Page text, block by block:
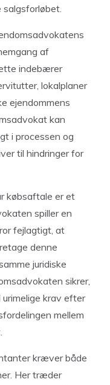
salgsforløbet.
af
indebærer
lokalplaner
ejendommens
kan
i processen og
til hindringer for
købsaftale er et
spiller en
fejlagtigt, at
denne
juridiske
sikrer,
krav efter
mellem
kræver både
Her træder